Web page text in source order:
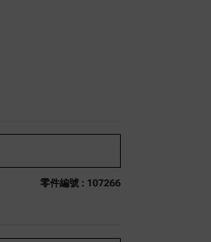
零件編號 : 107266